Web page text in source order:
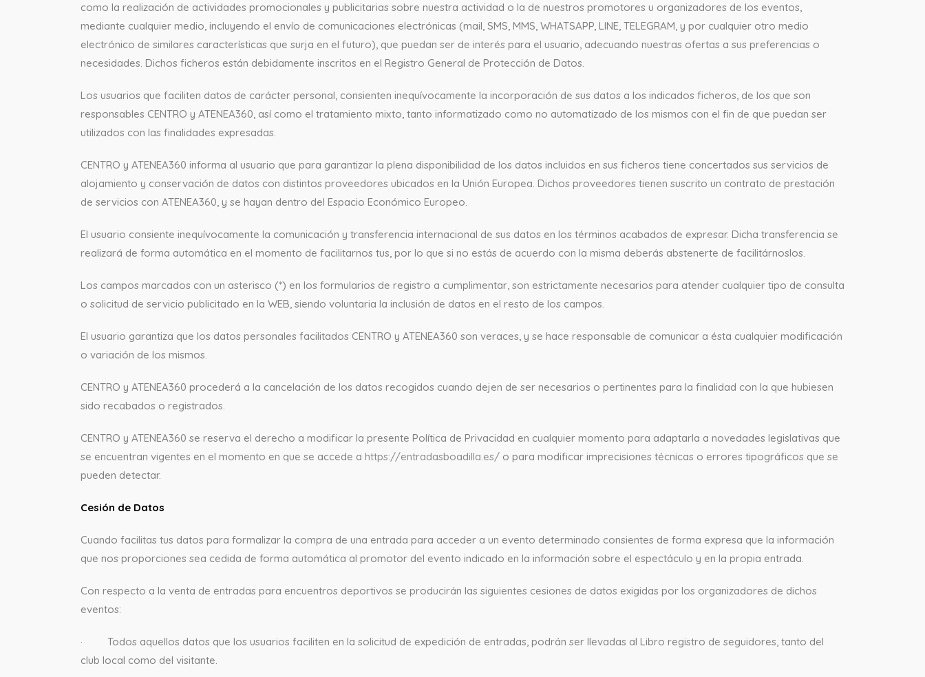
como la realización de actividades promocionales y publicitarias sobre nuestra actividad o la de nuestros promotores u organizadores de los eventos,
mediante cualquier medio, incluyendo el envío de comunicaciones electrónicas (mail, SMS, MMS, WHATSAPP, LINE, TELEGRAM, y por cualquier otro medio
electrónico de similares características que surja en el futuro), que puedan ser de interés para el usuario, adecuando nuestras ofertas a sus preferencias o
necesidades. Dichos ficheros están debidamente inscritos en el Registro General de Protección de Datos.
Los usuarios que faciliten datos de carácter personal, consienten inequívocamente la incorporación de sus datos a los indicados ficheros, de los que son
responsables CENTRO y ATENEA360, así como el tratamiento mixto, tanto informatizado como no automatizado de los mismos con el fin de que puedan ser
utilizados con las finalidades expresadas.
CENTRO y ATENEA360 informa al usuario que para garantizar la plena disponibilidad de los datos incluidos en sus ficheros tiene concertados sus servicios de
alojamiento y conservación de datos con distintos proveedores ubicados en la Unión Europea. Dichos proveedores tienen suscrito un contrato de prestación
de servicios con ATENEA360, y se hayan dentro del Espacio Económico Europeo.
El usuario consiente inequívocamente la comunicación y transferencia internacional de sus datos en los términos acabados de expresar. Dicha transferencia se
realizará de forma automática en el momento de facilitarnos tus, por lo que si no estás de acuerdo con la misma deberás abstenerte de facilitárnoslos.
Los campos marcados con un asterisco (*) en los formularios de registro a cumplimentar, son estrictamente necesarios para atender cualquier tipo de consulta
o solicitud de servicio publicitado en la WEB, siendo voluntaria la inclusión de datos en el resto de los campos.
El usuario garantiza que los datos personales facilitados CENTRO y ATENEA360 son veraces, y se hace responsable de comunicar a ésta cualquier modificación
o variación de los mismos.
CENTRO y ATENEA360 procederá a la cancelación de los datos recogidos cuando dejen de ser necesarios o pertinentes para la finalidad con la que hubiesen
sido recabados o registrados.
CENTRO y ATENEA360 se reserva el derecho a modificar la presente Política de Privacidad en cualquier momento para adaptarla a novedades legislativas que
se encuentran vigentes en el momento en que se accede a https://entradasboadilla.es/ o para modificar imprecisiones técnicas o errores tipográficos que se
pueden detectar.
Cesión de Datos
Cuando facilitas tus datos para formalizar la compra de una entrada para acceder a un evento determinado consientes de forma expresa que la información
que nos proporciones sea cedida de forma automática al promotor del evento indicado en la información sobre el espectáculo y en la propia entrada.
Con respecto a la venta de entradas para encuentros deportivos se producirán las siguientes cesiones de datos exigidas por los organizadores de dichos
eventos:
· Todos aquellos datos que los usuarios faciliten en la solicitud de expedición de entradas, podrán ser llevadas al Libro registro de seguidores, tanto del
club local como del visitante.